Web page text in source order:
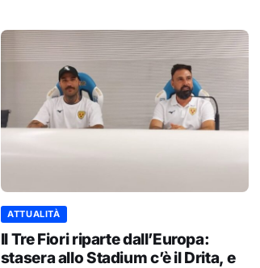
ATTUALITÀ
Il Tre Fiori riparte dall’Europa:
stasera allo Stadium c’è il Drita, e